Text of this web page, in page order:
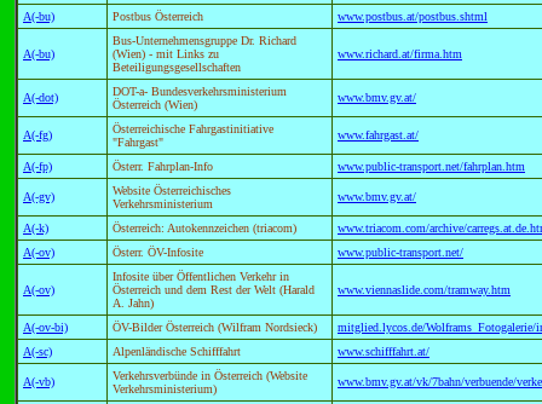
A(-bu) Postbus Österreich www.postbus.at/postbus.shtml
A(-bu)
Bus-Unternehmensgruppe Dr. Richard
(Wien) - mit Links zu
Beteiligungsgesellschaften
www.richard.at/firma.htm
A(-dot)
DOT-a- Bundesverkehrsministerium
Österreich (Wien)
www.bmv.gv.at/
A(-fg)
Österreichische Fahrgastinitiative
"Fahrgast"
www.fahrgast.at/
A(-fp) Österr. Fahrplan-Info www.public-transport.net/fahrplan.htm
A(-gv)
Website Österreichisches
Verkehrsministerium
www.bmv.gv.at/
A(-k) Österreich: Autokennzeichen (triacom)
www.triacom.com/archive/
A(-ov)
Österr. ÖV-Infosite www.public-transport.net/
A(-ov)
Infosite über Öffentlichen Verkehr in
Österreich und dem Rest der Welt (Harald
A. Jahn)
www.viennaslide.com/tramway.htm
A(-ov-bi) ÖV-Bilder Österreich (Wilfram Nordsieck)
mitglied.lycos.de/Wolframs_Fotogalerie/
A(-sc)
Alpenländische Schifffahrt www.schifffahrt.at/
A(-vb)
Verkehrsverbünde in Österreich (Website
Verkehrsministerium)
www.bmv.gv.at/vk/7bahn/verbuende/